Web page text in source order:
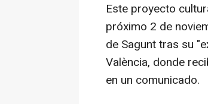
Este proyecto
próximo 2 de
de Sagunt tras su
València, donde
en un comunicado.